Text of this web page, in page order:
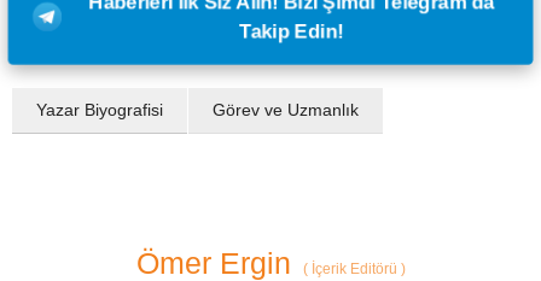
Takip Edin!
Yazar Biyografisi Görev ve Uzmanlık
Ömer Ergin (İçerik Editörü )